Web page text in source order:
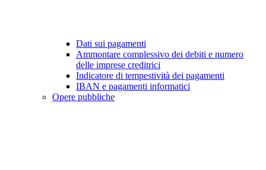
Dati sui pagamenti
Ammontare complessivo dei debiti e numero
delle imprese creditrici
Indicatore di tempestività dei pagamenti
IBAN e pagamenti informatici
Opere pubbliche